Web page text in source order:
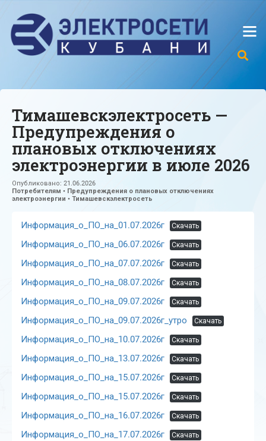
Тимашевскэлектросеть —
Предупреждения о
плановых отключениях
электроэнергии в июле 2026
Опубликовано: 21.06.2026
Потребителям • Предупреждения о плановых отключениях
электроэнергии • Тимашевскэлектросеть
Информация_о_ПО_на_01.07.2026г Скачать
Информация_о_ПО_на_06.07.2026г Скачать
Информация_о_ПО_на_07.07.2026г Скачать
Информация_о_ПО_на_08.07.2026г Скачать
Информация_о_ПО_на_09.07.2026г Скачать
Информация_о_ПО_на_09.07.2026г_утро Скачать
Информация_о_ПО_на_10.07.2026г Скачать
Информация_о_ПО_на_13.07.2026г Скачать
Информация_о_ПО_на_15.07.2026г Скачать
Информация_о_ПО_на_15.07.2026г Скачать
Информация_о_ПО_на_16.07.2026г Скачать
Информация_о_ПО_на_17.07.2026г Скачать